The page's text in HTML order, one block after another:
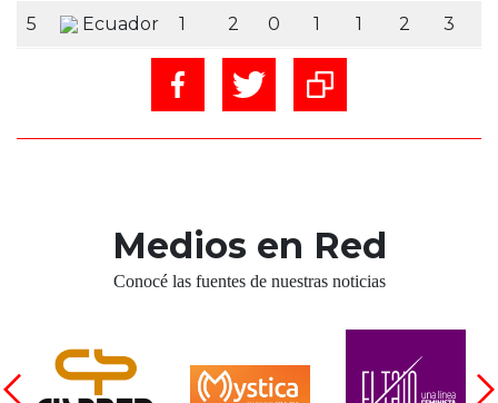
5 Ecuador 1 2 0 1 1 2 3
Medios en Red
Conocé las fuentes de nuestras noticias